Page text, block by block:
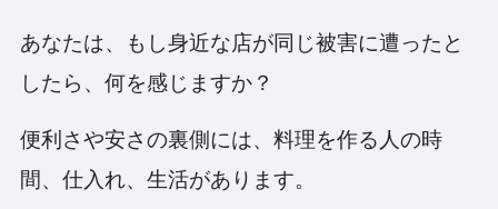
あなたは、もし身近な店が同じ被害に遭ったと
したら、何を感じますか？
便利さや安さの裏側には、料理を作る人の時
間、仕入れ、生活があります。